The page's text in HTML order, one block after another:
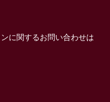
に関するお問い合わせは